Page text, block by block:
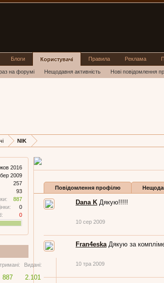
NIK
2016
2009
257
93
887
0
0
Видані:
887 2.101
Дописів
Карма Бали
Повідомлення профілю
Dana K Дякую!!!!!
10 сер 2009
Fran4eska Дякую за
10 тра 2009
Блоги Користувачі
на форумі Нещодавня активність Нові повідомлення
Правила Реклама